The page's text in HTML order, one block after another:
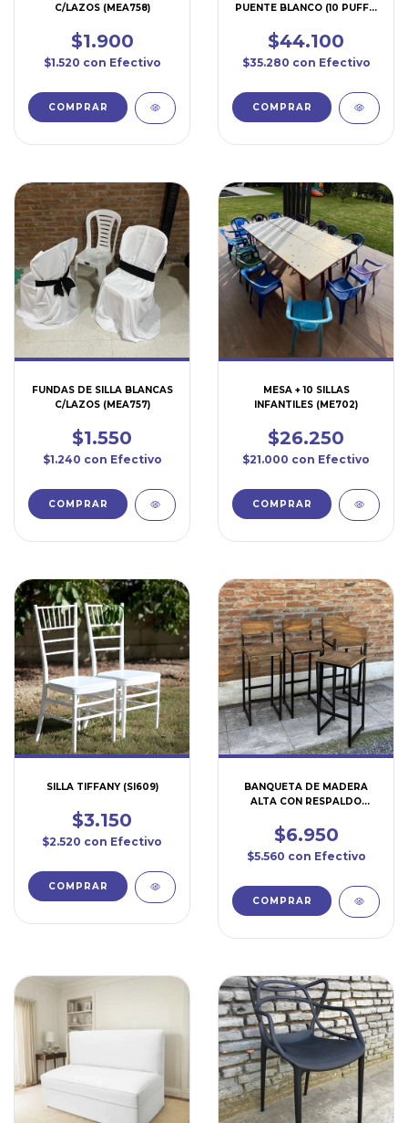
C/LAZOS (MEA758)
$1.900
$1.520 con Efectivo
PUENTE BLANCO (10 PUFF +
$44.100
$35.280 con Efectivo
FUNDAS DE SILLA BLANCAS
C/LAZOS (MEA757)
$1.550
$1.240 con Efectivo
MESA + 10 SILLAS
INFANTILES (ME702)
$26.250
$21.000 con Efectivo
SILLA TIFFANY (SI609)
$3.150
$2.520 con Efectivo
BANQUETA DE MADERA
ALTA CON RESPALDO
$6.950
$5.560 con Efectivo